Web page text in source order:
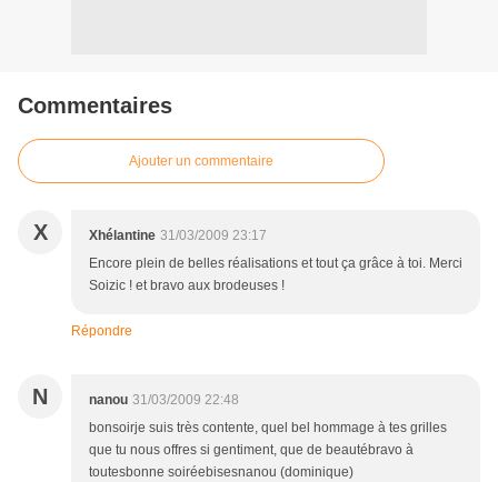
Commentaires
Ajouter un commentaire
X Xhélantine 31/03/2009 23:17
Encore plein de belles réalisations et tout ça grâce à toi. Merci
Soizic ! et bravo aux brodeuses !
Répondre
N nanou 31/03/2009 22:48
bonsoirje suis très contente, quel bel hommage à tes grilles
que tu nous offres si gentiment, que de beautébravo à
toutesbonne soiréebisesnanou (dominique)